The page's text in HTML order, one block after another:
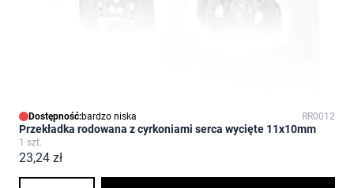
Dostępność:bardzo niska RR0012
Przekładka rodowana z cyrkoniami serca wycięte 11x10mm
1 szt.
23,24 zł